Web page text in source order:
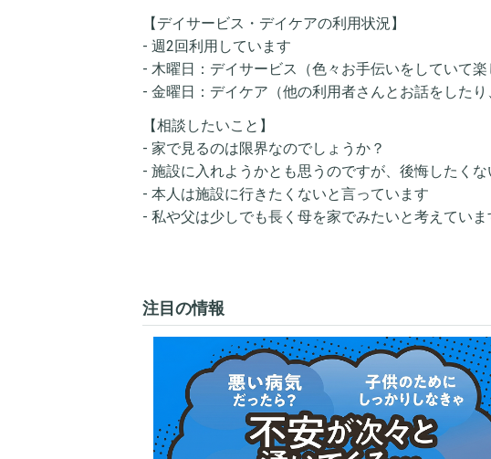
【デイサービス・デイケアの利用状況】
- 週2回利用しています
- 木曜日：デイサービス（色々お手伝いをしていて楽
- 金曜日：デイケア（他の利用者さんとお話をした
【相談したいこと】
- 家で見るのは限界なのでしょうか？
- 施設に入れようかとも思うのですが、後悔したく
- 本人は施設に行きたくないと言っています
- 私や父は少しでも長く母を家でみたいと考えていま
注目の情報